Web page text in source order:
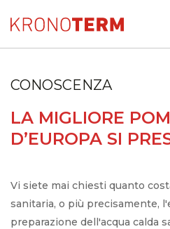
CONOSCENZA
LA MIGLIORE
D’EUROPA SI
Vi siete mai chiesti quanto
sanitaria, o più precisamente,
preparazione dell'acqua calda